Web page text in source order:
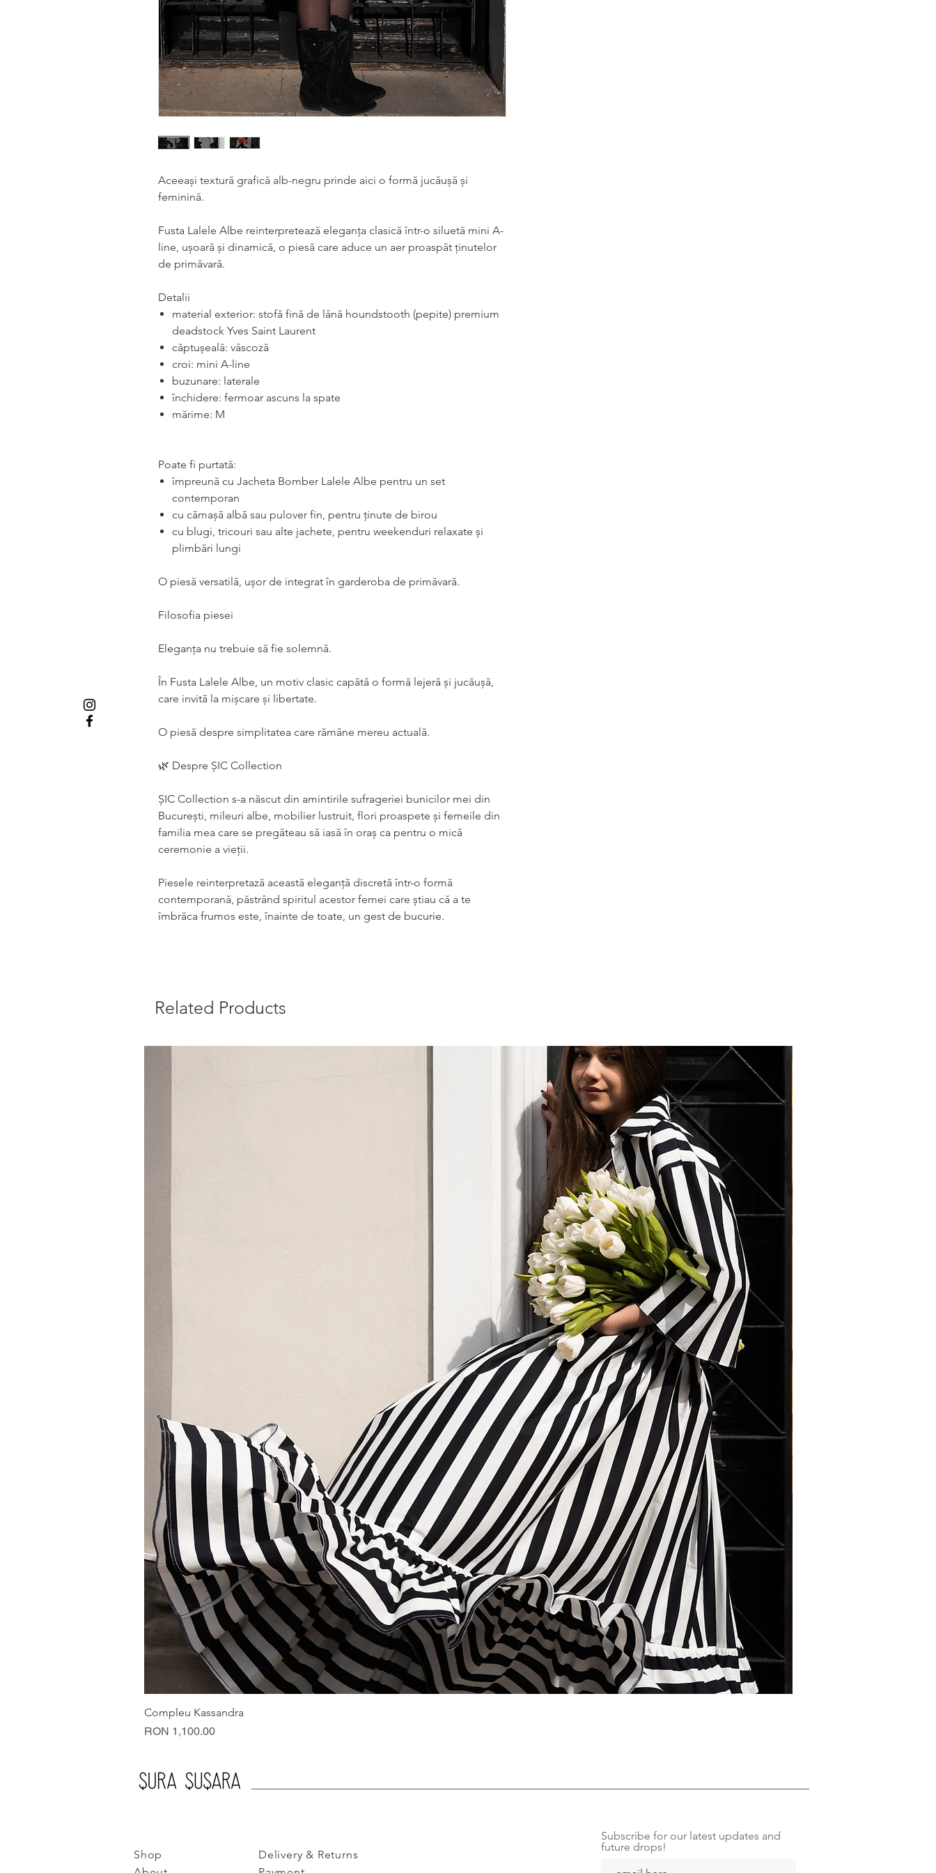
Aceeași textură grafică alb-negru prinde aici o formă jucăușă și
feminină.
Fusta Lalele Albe reinterpretează eleganța clasică într-o siluetă mini A-
line, ușoară și dinamică, o piesă care aduce un aer proaspăt ținutelor
de primăvară.
Detalii
material exterior: stofă fină de lână houndstooth (pepite) premium
deadstock Yves Saint Laurent
căptușeală: vâscoză
croi: mini A-line
buzunare: laterale
închidere: fermoar ascuns la spate
mărime: M
Poate fi purtată:
împreună cu Jacheta Bomber Lalele Albe pentru un set
contemporan
cu cămașă albă sau pulover fin, pentru ținute de birou
cu blugi, tricouri sau alte jachete, pentru weekenduri relaxate și
plimbări lungi
O piesă versatilă, ușor de integrat în garderoba de primăvară.
Filosofia piesei
Eleganța nu trebuie să fie solemnă.
În Fusta Lalele Albe, un motiv clasic capătă o formă lejeră și jucăușă,
care invită la mișcare și libertate.
O piesă despre simplitatea care rămâne mereu actuală.
🌿 Despre ȘIC Collection
ȘIC Collection s-a născut din amintirile sufrageriei bunicilor mei din
București, mileuri albe, mobilier lustruit, flori proaspete și femeile din
familia mea care se pregăteau să iasă în oraș ca pentru o mică
ceremonie a vieții.
Piesele reinterpretază această eleganță discretă într-o formă
contemporană, păstrând spiritul acestor femei care știau că a te
îmbrăca frumos este, înainte de toate, un gest de bucurie.
Related Products
Compleu Kassandra
Price
RON 1,100.00
Shop
Delivery & Returns
Subscribe for our latest updates and
future drops!